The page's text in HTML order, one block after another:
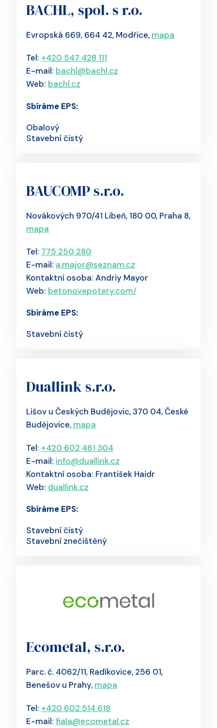
BACHL, spol. s r.o.
Evropská 669, 664 42, Modřice, mapa
Tel: +420 547 428 111
E-mail: bachl@bachl.cz
Web: bachl.cz
Sbíráme EPS:
Obalový
Stavební čistý
BAUCOMP s.r.o.
Novákových 970/41 Libeň, 180 00, Praha 8,
mapa
Tel: 775 250 280
E-mail: a.major@seznam.cz
Kontaktní osoba: Andriy Mayor
Web: betonovepotery.com/
Sbíráme EPS:
Stavební čistý
Duallink s.r.o.
Lišov u Českých Budějovic, 370 04, České
Budějovice, mapa
Tel: +420 602 461 304
E-mail: info@duallink.cz
Kontaktní osoba: František Haidr
Web: duallink.cz
Sbíráme EPS:
Stavební čistý
Stavební znečištěný
Ecometal, s.r.o.
Parc. č. 4062/11, Radíkovice, 256 01,
Benešov u Prahy, mapa
Tel: +420 602 514 618
E-mail: fiala@ecometal.cz